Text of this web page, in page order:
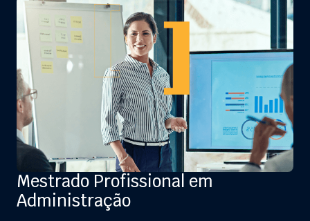
Mestrado Profissional em
Administração